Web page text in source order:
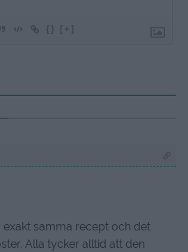
{} [+]
samma recept och det
Alla tycker alltid att den